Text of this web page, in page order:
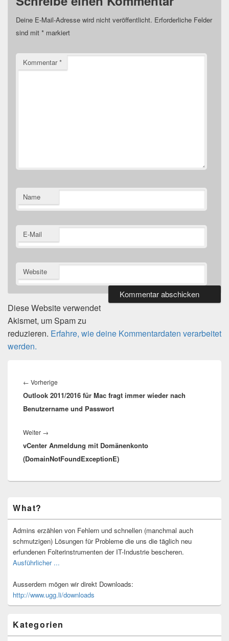
Deine E-Mail-Adresse wird nicht veröffentlicht. Erforderliche Felder
sind mit * markiert
Kommentar*
Name
E-Mail
Website
Diese Website verwendet
Akismet, um Spam zu
reduzieren. Erfahre, wie deine Kommentardaten verarbeitet
werden.
← Vorherige
Beitrag:
Outlook 2011/2016 für Mac fragt immer wieder nach
Benutzername und Passwort
Weiter →
Beitrag:
vCenter Anmeldung mit Domänenkonto
(DomainNotFoundExceptionE)
Seitenleisten-
Widgetbereich
What?
Admins erzählen von Fehlern und schnellen (manchmal auch
schmutzigen) Lösungen für Probleme die uns die täglich neu
erfundenen Folterinstrumenten der IT-Industrie bescheren.
Ausführlicher ...
Ausserdem mögen wir direkt Downloads:
http://www.ugg.li/downloads
Kategorien